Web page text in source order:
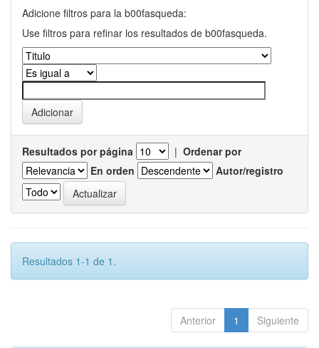
Adicione filtros para la b00fasqueda:
Use filtros para refinar los resultados de b00fasqueda.
Resultados por página | Ordenar por
En orden
Autor/registro
Resultados 1-1 de 1.
Anterior 1 Siguiente